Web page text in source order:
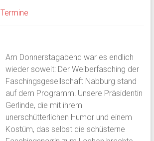
Termine
Am Donnerstagabend war es endlich
wieder soweit: Der Weiberfasching der
Faschingsgesellschaft Nabburg stand
auf dem Programm! Unsere Präsidentin
Gerlinde, die mit ihrem
unerschütterlichen Humor und einem
Kostüm, das selbst die schüsterne